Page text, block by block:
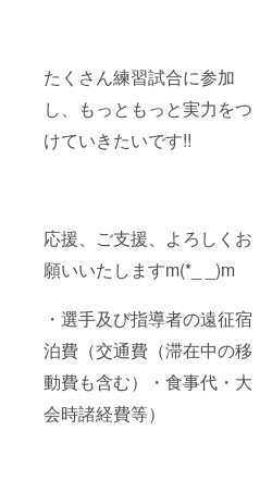
たくさん練習試合に参加
し、もっともっと実力をつ
けていきたいです!!
応援、ご支援、よろしくお
願いいたしますm(*_ _)m
・選手及び指導者の遠征宿
泊費（交通費（滞在中の移
動費も含む）・食事代・大
会時諸経費等）